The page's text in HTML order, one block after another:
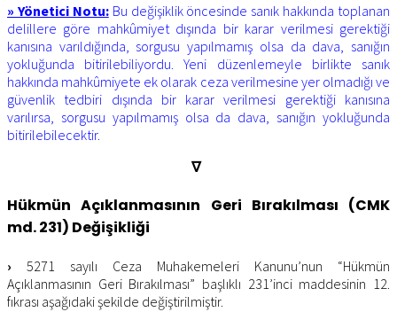
» Yönetici Notu:Bu değişiklik öncesinde sanık hakkında toplanan
delillere göre mahkûmiyet dışında bir karar verilmesi gerektiği
kanısına varıldığında, sorgusu yapılmamış olsa da dava, sanığın
yokluğunda bitirilebiliyordu. Yeni düzenlemeyle birlikte sanık
hakkında mahkûmiyete ek olarak ceza verilmesine yer olmadığı ve
güvenlik tedbiri dışında bir karar verilmesi gerektiği kanısına
varılırsa, sorgusu yapılmamış olsa da dava, sanığın yokluğunda
bitirilebilecektir.
∇
Hükmün Açıklanmasının Geri Bırakılması (CMK
md. 231) Değişikliği
› 5271 sayılı Ceza Muhakemeleri Kanunu’nun “Hükmün
Açıklanmasının Geri Bırakılması” başlıklı 231’inci maddesinin 12.
fıkrası aşağıdaki şekilde değiştirilmiştir.